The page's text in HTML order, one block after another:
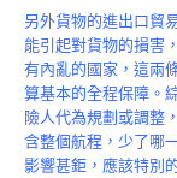
Product
另外貨物的進出口貿
能引起對貨物的損害
有內亂的國家，這兩
算基本的全程保障。
險人代為規劃或調整
含整個航程，少了哪
影響甚鉅，應該特別